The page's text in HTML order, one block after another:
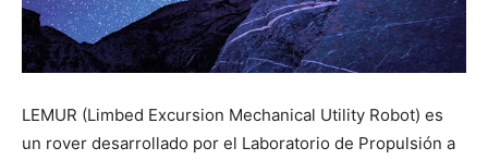
LEMUR (Limbed Excursion Mechanical Utility Robot) es
un rover desarrollado por el Laboratorio de Propulsión a